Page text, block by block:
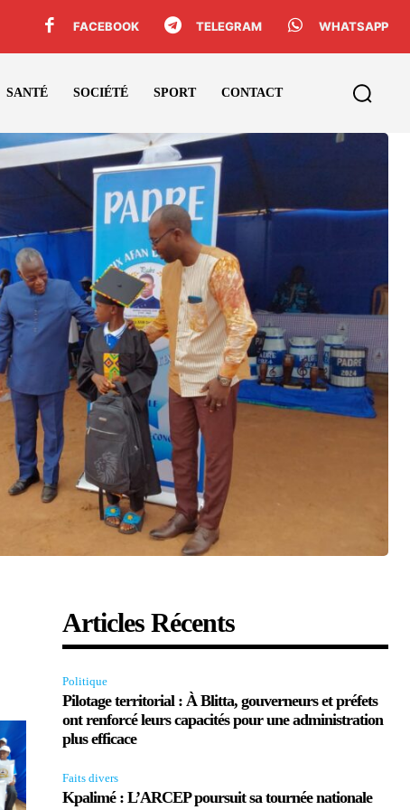
FACEBOOK TELEGRAM WHATSAPP
SANTÉ SOCIÉTÉ SPORT CONTACT
Articles Récents
Politique
Pilotage territorial : À Blitta, gouverneurs et préfets
ont renforcé leurs capacités pour une administration
plus efficace
Faits divers
Kpalimé : L’ARCEP poursuit sa tournée nationale